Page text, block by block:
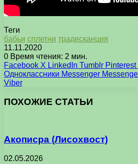
Теги
бабьи сплетни традесканция
11.11.2020
0 Время чтения: 2 мин.
Facebook X LinkedIn Tumblr Pinterest
Одноклассники Messenger
Viber
ПОХОЖИЕ СТАТЬИ
Акописра (Лисохвост)
02.05.2026